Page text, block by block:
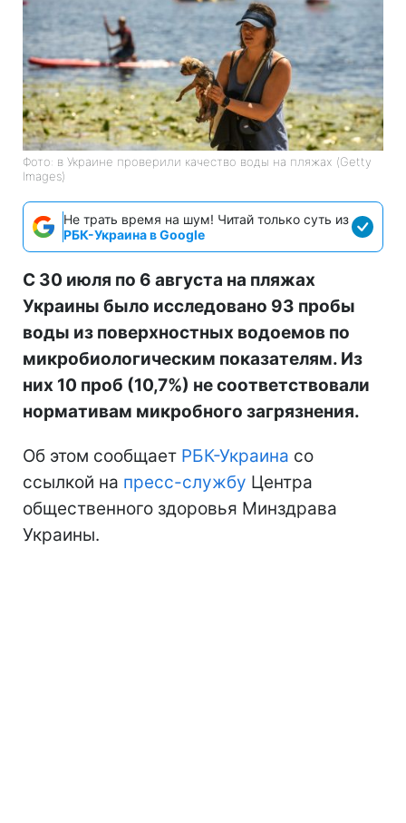
Фото: в Украине проверили качество воды на пляжах (Getty
Images)
Не трать время на шум! Читай только суть из
РБК-Украина в Google
С 30 июля по 6 августа на пляжах
Украины было исследовано 93 пробы
воды из поверхностных водоемов по
микробиологическим показателям. Из
них 10 проб (10,7%) не соответствовали
нормативам микробного загрязнения.
Об этом сообщает РБК-Украина со
ссылкой на пресс-службу Центра
общественного здоровья Минздрава
Украины.